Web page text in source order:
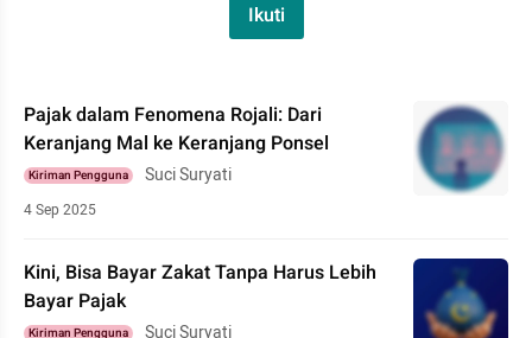
Ikuti
Pajak dalam Fenomena Rojali: Dari
Keranjang Mal ke Keranjang Ponsel
Kiriman Pengguna Suci Suryati
4 Sep 2025
Kini, Bisa Bayar Zakat Tanpa Harus Lebih
Bayar Pajak
Kiriman Pengguna Suci Suryati